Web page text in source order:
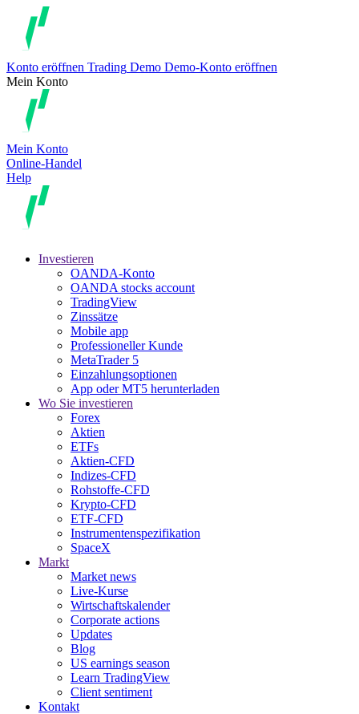
Konto eröffnen Trading Demo Demo-Konto eröffnen
Mein Konto
Mein Konto
Online-Handel
Help
Investieren
OANDA-Konto
OANDA stocks account
TradingView
Zinssätze
Mobile app
Professioneller Kunde
MetaTrader 5
Einzahlungsoptionen
App oder MT5 herunterladen
Wo Sie investieren
Forex
Aktien
ETFs
Aktien-CFD
Indizes-CFD
Rohstoffe-CFD
Krypto-CFD
ETF-CFD
Instrumentenspezifikation
SpaceX
Markt
Market news
Live-Kurse
Wirtschaftskalender
Corporate actions
Updates
Blog
US earnings season
Learn TradingView
Client sentiment
Kontakt